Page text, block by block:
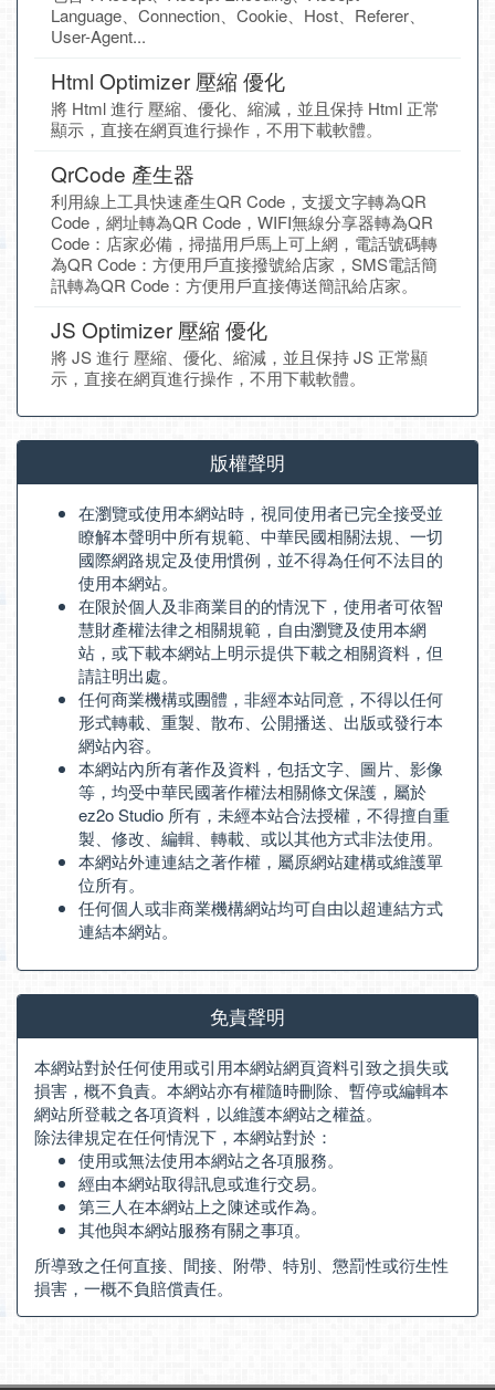
Language、Connection、Cookie、Host、Referer、
User-Agent...
Html Optimizer 壓縮 優化
將 Html 進行 壓縮、優化、縮減，並且保持 Html 正常
顯示，直接在網頁進行操作，不用下載軟體。
QrCode 產生器
利用線上工具快速產生QR Code，支援文字轉為QR
Code，網址轉為QR Code，WIFI無線分享器轉為QR
Code：店家必備，掃描用戶馬上可上網，電話號碼轉
為QR Code：方便用戶直接撥號給店家，SMS電話簡
訊轉為QR Code：方便用戶直接傳送簡訊給店家。
JS Optimizer 壓縮 優化
將 JS 進行 壓縮、優化、縮減，並且保持 JS 正常顯
示，直接在網頁進行操作，不用下載軟體。
版權聲明
在瀏覽或使用本網站時，視同使用者已完全接受並
瞭解本聲明中所有規範、中華民國相關法規、一切
國際網路規定及使用慣例，並不得為任何不法目的
使用本網站。
在限於個人及非商業目的的情況下，使用者可依智
慧財產權法律之相關規範，自由瀏覽及使用本網
站，或下載本網站上明示提供下載之相關資料，但
請註明出處。
任何商業機構或團體，非經本站同意，不得以任何
形式轉載、重製、散布、公開播送、出版或發行本
網站內容。
本網站內所有著作及資料，包括文字、圖片、影像
等，均受中華民國著作權法相關條文保護，屬於
ez2o Studio 所有，未經本站合法授權，不得擅自重
製、修改、編輯、轉載、或以其他方式非法使用。
本網站外連連結之著作權，屬原網站建構或維護單
位所有。
任何個人或非商業機構網站均可自由以超連結方式
連結本網站。
免責聲明
本網站對於任何使用或引用本網站網頁資料引致之損失或
損害，概不負責。本網站亦有權隨時刪除、暫停或編輯本
網站所登載之各項資料，以維護本網站之權益。
除法律規定在任何情況下，本網站對於：
使用或無法使用本網站之各項服務。
經由本網站取得訊息或進行交易。
第三人在本網站上之陳述或作為。
其他與本網站服務有關之事項。
所導致之任何直接、間接、附帶、特別、懲罰性或衍生性
損害，一概不負賠償責任。